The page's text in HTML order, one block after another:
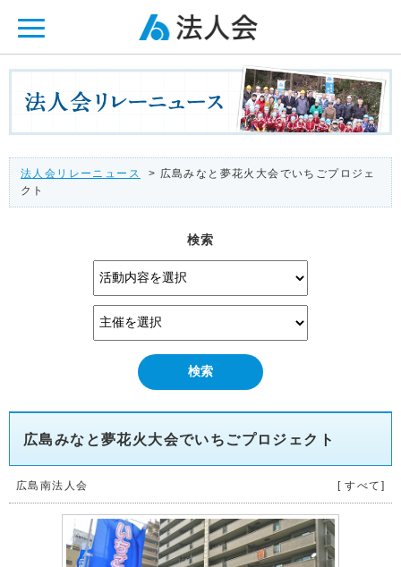
法人会リレーニュース
> 広島みなと夢花火大会でいちごプロジェ
クト
検索
広島みなと夢花火大会でいちごプロジェクト
広島南法人会 [ すべて]